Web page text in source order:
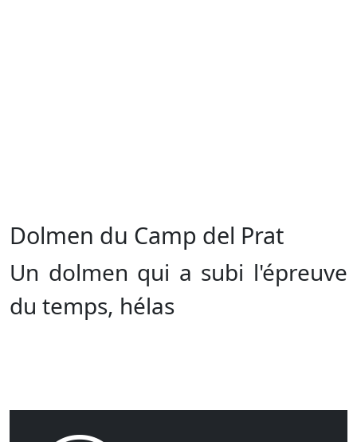
Dolmen du Camp del Prat
Un dolmen qui a subi l'épreuve
du temps, hélas